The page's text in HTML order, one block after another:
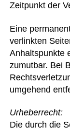
Zeitpunkt der
Eine
verlinkten
Anhaltspunkte
zumutbar. Bei
umgehend
Urheberrecht:
Die durch die